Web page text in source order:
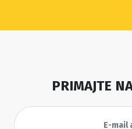
PRIMAJTE